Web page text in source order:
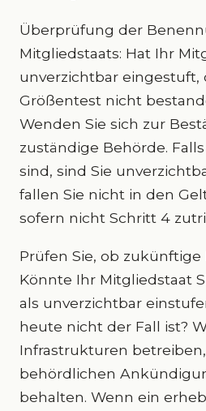
Überprüfung der
Mitgliedstaats: Hat Ihr
unverzichtbar eingestuft,
Größentest nicht
Wenden Sie sich zur
zuständige Behörde.
sind, sind Sie
fallen Sie nicht in den
sofern nicht Schritt 4
Prüfen Sie, ob zukünftige
Könnte Ihr Mitgliedstaat
als unverzichtbar
heute nicht der Fall ist?
Infrastrukturen
behördlichen
behalten. Wenn ein